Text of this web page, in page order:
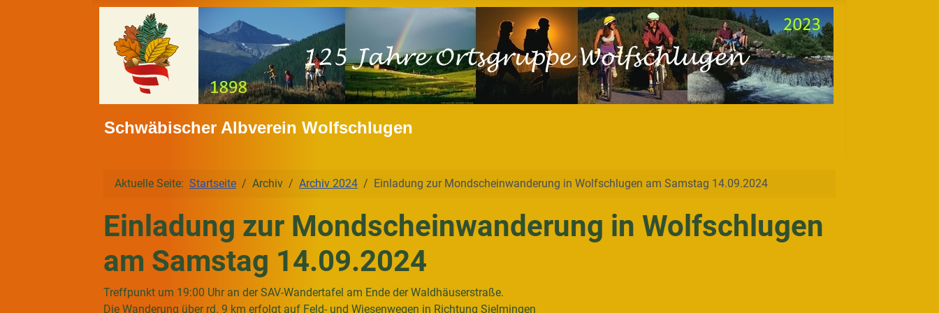
Schwäbischer Albverein Wolfschlugen
Aktuelle Seite: Startseite Archiv Archiv 2024 Einladung zur Mondscheinwanderung in Wolfschlugen am Samstag 14.09.2024
Einladung zur Mondscheinwanderung in Wolfschlugen
am Samstag 14.09.2024
Treffpunkt um 19:00 Uhr an der SAV-Wandertafel am Ende der Waldhäuserstraße.
Die Wanderung über rd. 9 km erfolgt auf Feld- und Wiesenwegen in Richtung Sielmingen